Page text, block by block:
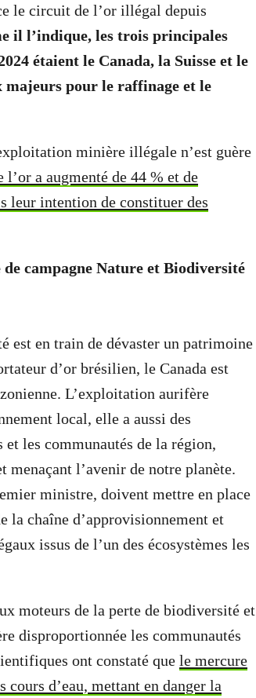
le circuit de l’or illégal depuis
il l’indique, les trois principales
étaient le Canada, la Suisse et le
majeurs pour le raffinage et le
minière illégale n’est guère
a augmenté de 44 % et de
leur intention de constituer des
campagne Nature et Biodiversité
est en train de dévaster un patrimoine
d’or brésilien, le Canada est
L’exploitation aurifère
local, elle a aussi des
et les communautés de la région,
l’avenir de notre planète.
ministre, doivent mettre en place
la chaîne d’approvisionnement et
issus de l’un des écosystèmes les
moteurs de la perte de biodiversité et
disproportionnée les communautés
ont constaté que le mercure
d’eau, mettant en danger la